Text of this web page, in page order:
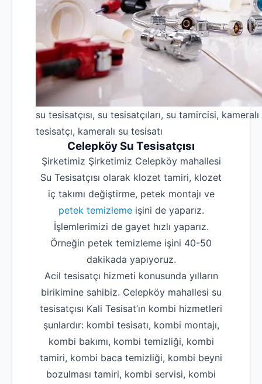
su tesisatçısı, su tesisatçıları, su tamircisi,
tesisatçı, kameralı su tesisatı
Celepköy Su Tesisatçısı
Şirketimiz Şirketimiz Celepköy mahallesi
Su Tesisatçısı olarak klozet tamiri, klozet
iç takımı değiştirme, petek montajı ve
petek temizlemeişini de yaparız.
İşlemlerimizi de gayet hızlı yaparız.
Örneğin petek temizleme işini 40-50
dakikada yapıyoruz.
Acil tesisatçı hizmeti konusunda yılların
birikimine sahibiz. Celepköy mahallesi su
tesisatçısı Kali Tesisat’ın kombi hizmetleri
şunlardır: kombi tesisatı, kombi montajı,
kombi bakımı, kombi temizliği, kombi
tamiri, kombi baca temizliği, kombi beyni
bozulması tamiri, kombi servisi, kombi